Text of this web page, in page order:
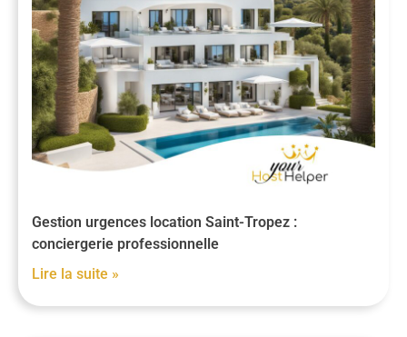
Gestion urgences location Saint-Tropez :
conciergerie professionnelle
Lire la suite »